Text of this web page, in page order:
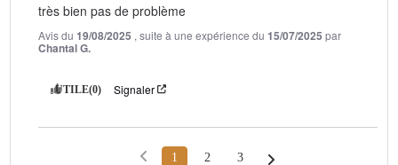
très bien pas de problème
Avis du 19/08/2025 , suite à une expérience du 15/07/2025 par
Chantal G.
UTILE(0) Signaler
1 2 3